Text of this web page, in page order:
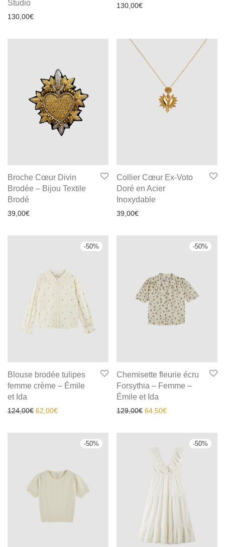
Studio
130,00€
130,00€
Broche Cœur Divin
Brodée – Bijou Textile
Brodé
39,00€
Collier Cœur Ex-Voto
Doré en Acier
Inoxydable
39,00€
-50%
Blouse brodée tulipes
femme crème – Émile
et Ida
124,00€ 62,00€
-50%
Chemisette fleurie écru
Forsythia – Femme –
Émile et Ida
129,00€ 64,50€
-50% -50%